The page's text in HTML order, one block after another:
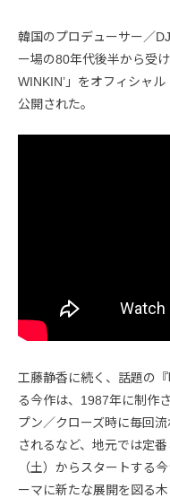
韓国のプロデューサー／
ー場の80年代後半から受
WINKIN’」をオフィシャ
公開された。
工藤静香に続く、話題の
る今作は、1987年に制作
プン／クローズ時に毎回
されるなど、地元では定
（土）からスタートする
ーマに新たな展開を図る